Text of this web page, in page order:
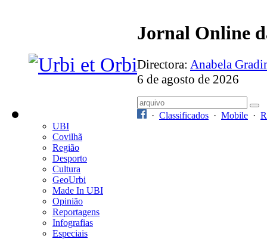
Jornal Online
Directora: Anabela
6 de agosto de 2026
· Classificados · Mobile ·
UBI
Covilhã
Região
Desporto
Cultura
GeoUrbi
Made In UBI
Opinião
Reportagens
Infografias
Especiais